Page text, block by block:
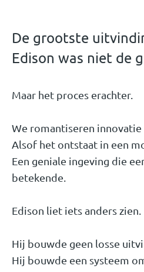
De grootste
Edison was niet de
Maar het proces erachter.
We romantiseren innovatie
Alsof het ontstaat in een
Een geniale ingeving die
betekende.
Edison liet iets anders zien.
Hij bouwde geen losse
Hij bouwde een systeem